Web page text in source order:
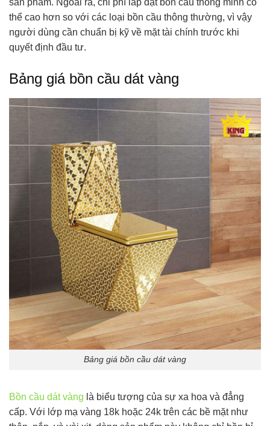
sản phẩm. Ngoài ra, chi phí lắp đặt bồn cầu thông minh có
thể cao hơn so với các loại bồn cầu thông thường, vì vậy
người dùng cần chuẩn bị kỹ về mặt tài chính trước khi
quyết định đầu tư.
Bảng giá bồn cầu dát vàng
Bảng giá bồn cầu dát vàng
Bồn cầu dát vàng là biểu tượng của sự xa hoa và đẳng
cấp. Với lớp mạ vàng 18k hoặc 24k trên các bề mặt như